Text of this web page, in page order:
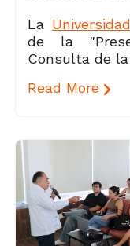
La
de la
Consulta de
Read More